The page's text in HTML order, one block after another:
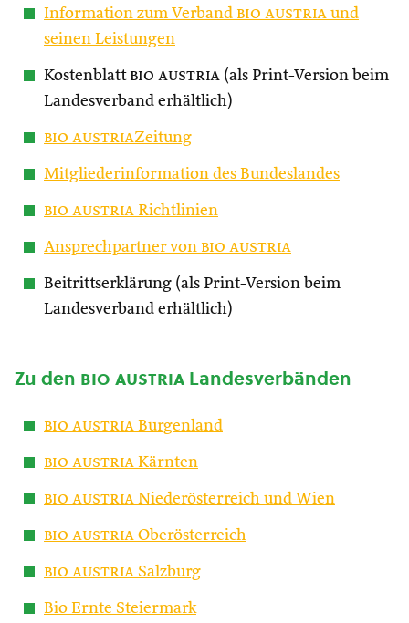
Information zum Verband bio austria und
seinen Leistungen
Kostenblatt bio austria (als Print-Version beim
Landesverband erhältlich)
bio austriaZeitung
Mitgliederinformation des Bundeslandes
bio austria Richtlinien
Ansprechpartner von bio austria
Beitrittserklärung (als Print-Version beim
Landesverband erhältlich)
Zu den bio austria Landesverbänden
bio austria Burgenland
bio austria Kärnten
bio austria Niederösterreich und Wien
bio austria Oberösterreich
bio austria Salzburg
Bio Ernte Steiermark